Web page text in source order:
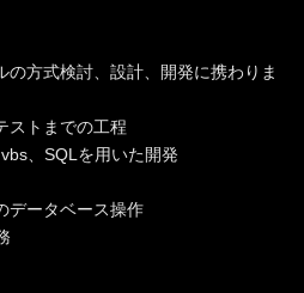
方式検討、設計、開発に携わりま
ストまでの工程
、SQLを用いた開発
データベース操作